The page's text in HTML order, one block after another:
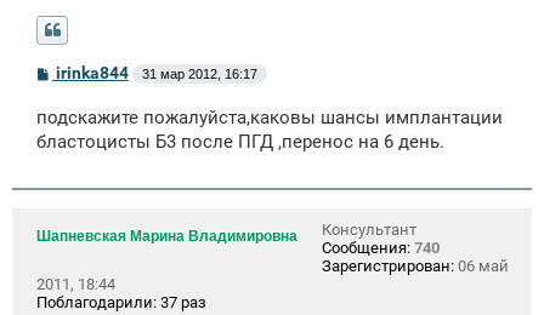
С
б
щ
и
irinka844 31 мар 2012, 16:17
подскажите пожалуйста,каковы шансы имплантации
бластоцисты Б3 после ПГД ,перенос на 6 день.
Шапневская Марина Владимировна
Консультант
Сообщения: 740
Зарегистрирован: 06 май
2011, 18:44
Поблагодарили: 37 раз